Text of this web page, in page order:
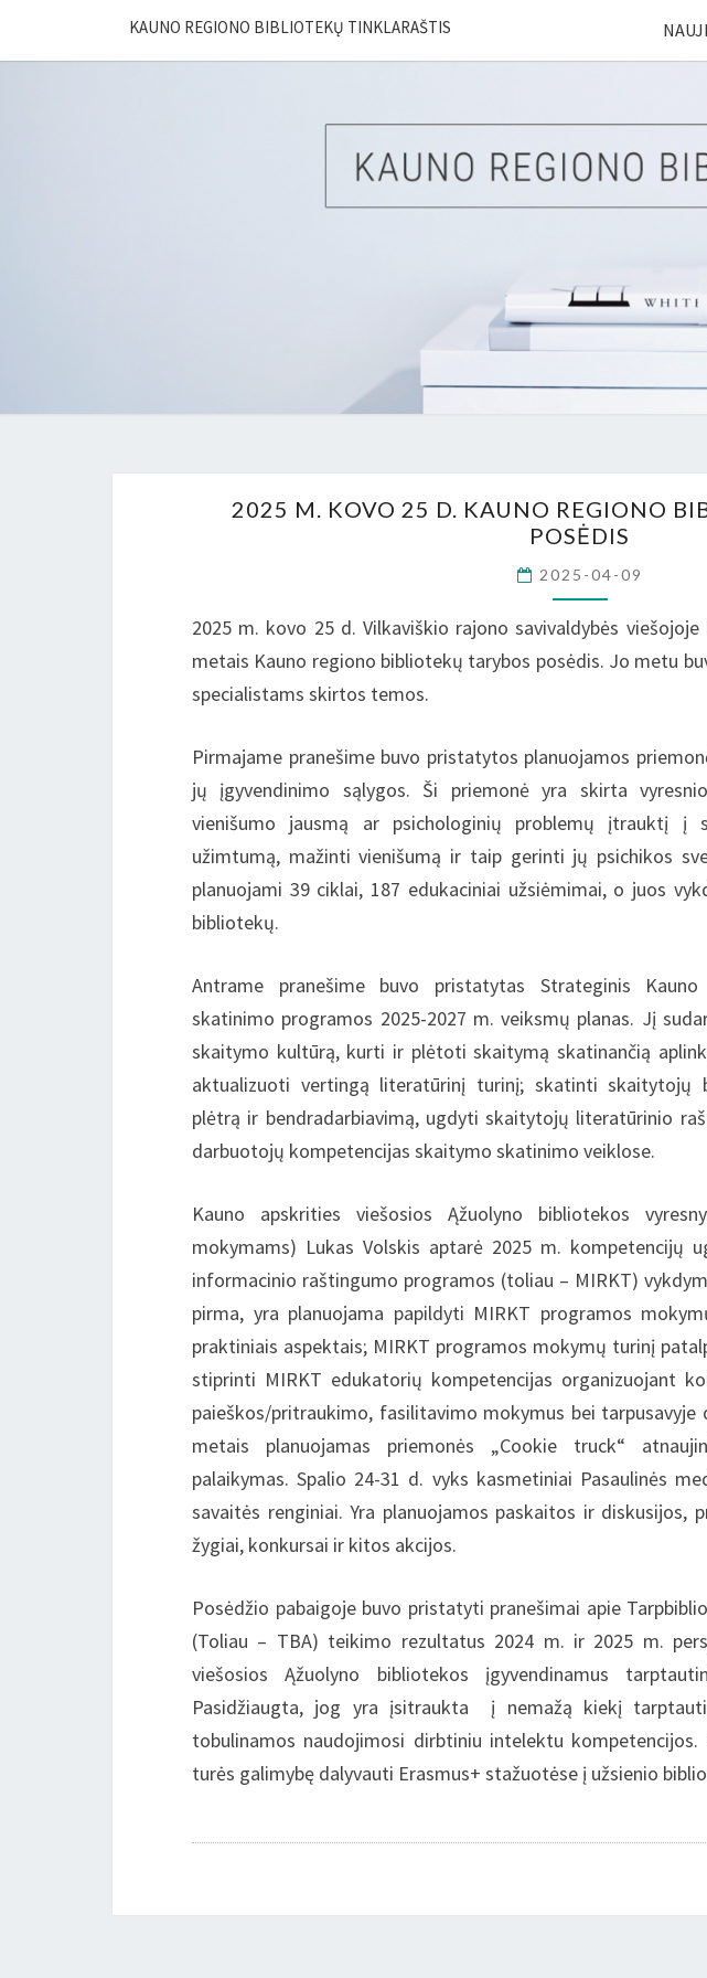
KAUNO REGIONO BIBLIOTEKŲ TINKLARAŠTIS
M.
25
D.
KAUNO
TARYBOS
POSĖDIS
2025 M. KOVO 25 D. KAUNO REGIONO
POSĖDIS
2025-04-09
2025 m. kovo 25 d. Vilkaviškio rajono savivaldybės
metais Kauno regiono bibliotekų tarybos posėdis. Jo metu
specialistams skirtos temos.
Pirmajame pranešime buvo pristatytos planuojamos
jų įgyvendinimo sąlygos. Ši priemonė yra skirta
vienišumo jausmą ar psichologinių problemų įtrauktį į
užimtumą, mažinti vienišumą ir taip gerinti jų psichikos
planuojami 39 ciklai, 187 edukaciniai užsiėmimai, o juos
bibliotekų.
Antrame pranešime buvo pristatytas Strateginis
skatinimo programos 2025-2027 m. veiksmų planas. Jį
skaitymo kultūrą, kurti ir plėtoti skaitymą skatinančią
aktualizuoti vertingą literatūrinį turinį; skatinti skaitytojų
plėtrą ir bendradarbiavimą, ugdyti skaitytojų literatūrinio
darbuotojų kompetencijas skaitymo skatinimo veiklose.
Kauno apskrities viešosios Ąžuolyno bibliotekos
mokymams) Lukas Volskis aptarė 2025 m. kompetencijų
informacinio raštingumo programos (toliau – MIRKT)
pirma, yra planuojama papildyti MIRKT programos
praktiniais aspektais; MIRKT programos mokymų turinį
stiprinti MIRKT edukatorių kompetencijas organizuojant
paieškos/pritraukimo, fasilitavimo mokymus bei
metais planuojamas priemonės „Cookie truck“
palaikymas. Spalio 24-31 d. vyks kasmetiniai Pasaulinės
savaitės renginiai. Yra planuojamos paskaitos ir diskusijos,
žygiai, konkursai ir kitos akcijos.
Posėdžio pabaigoje buvo pristatyti pranešimai apie
(Toliau – TBA) teikimo rezultatus 2024 m. ir 2025 m.
viešosios Ąžuolyno bibliotekos įgyvendinamus
Pasidžiaugta, jog yra įsitraukta į nemažą kiekį
tobulinamos naudojimosi dirbtiniu intelektu
turės galimybę dalyvauti Erasmus+ stažuotėse į užsienio